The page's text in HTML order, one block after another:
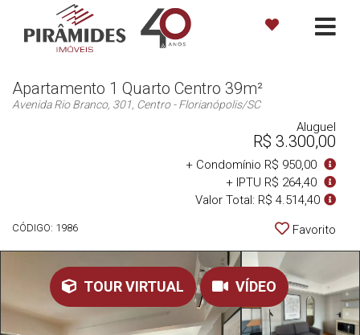
Apartamento 1 Quarto Centro 39m²
Avenida Rio Branco, 301, Centro - Florianópolis/SC
Aluguel
R$ 3.300,00
+ Condomínio R$ 950,00
+ IPTU R$ 264,40
Valor Total: R$ 4.514,40
CÓDIGO: 1986 Favorito
TOUR VIRTUAL VÍDEO